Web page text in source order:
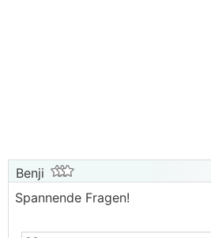
Benji
Spannende Fragen!